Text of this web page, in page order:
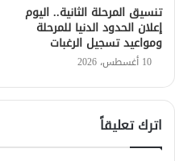
تنسيق المرحلة الثانية.. اليوم
إعلان الحدود الدنيا للمرحلة
ومواعيد تسجيل الرغبات
10 أغسطس، 2026
اترك تعليقاً